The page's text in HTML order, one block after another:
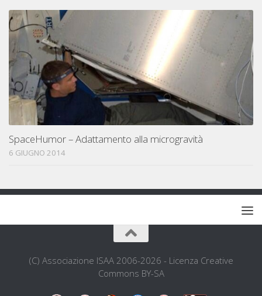
SpaceHumor – Adattamento alla microgravità
6 GIUGNO 2014
(C) Associazione ISAA 2006-2026 - Licenza Creative
Commons BY-SA